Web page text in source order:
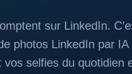
sur LinkedIn.
photos LinkedIn par
selfies du quotidien